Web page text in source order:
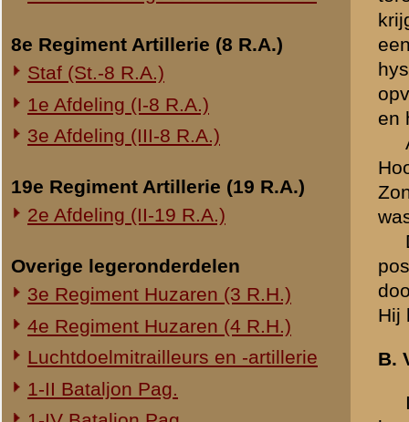
Onderwerp gerelateerd
Opblazen spoorbrug bij Rhenen
Onderzoek Ouwehand
Pfeifpatronen
Inspectietochten C.V. 1940
Strafprocessen 1941-1942
terechtgekomen. Ik was
Bückert, was
krijgsgevangen
Regimentscommandant,
Hij schepte orde in de
keurig netjes in
onder vijandelijk vuur,
We zijn omstreeks 8 uur
Hij had schriftelijke
De dag daarop heb ik
en mijn bataljon in de
Toen ik hem op
Ik had de indruk: hij
een vent, een meerdere!